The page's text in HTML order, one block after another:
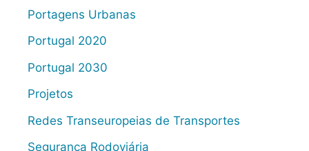
Portagens Urbanas
Portugal 2020
Portugal 2030
Projetos
Redes Transeuropeias de Transportes
Segurança Rodoviária